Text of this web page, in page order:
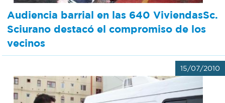
Audiencia barrial en las 640 ViviendasSc.
Sciurano destacó el compromiso de los
vecinos
15/07/2010